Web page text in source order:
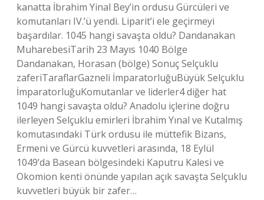
kanatta İbrahim Yinal Bey’in ordusu Gürcüleri ve
komutanları IV.’ü yendi. Liparit’i ele geçirmeyi
başardılar. 1045 hangi savaşta oldu? Dandanakan
MuharebesiTarih 23 Mayıs 1040 Bölge
Dandanakan, Horasan (bölge) Sonuç Selçuklu
zaferiTaraflarGazneli İmparatorluğuBüyük Selçuklu
İmparatorluğuKomutanlar ve liderler4 diğer hat
1049 hangi savaşta oldu? Anadolu içlerine doğru
ilerleyen Selçuklu emirleri İbrahim Yınal ve Kutalmış
komutasındaki Türk ordusu ile müttefik Bizans,
Ermeni ve Gürcü kuvvetleri arasında, 18 Eylül
1049’da Basean bölgesindeki Kaputru Kalesi ve
Okomion kenti önünde yapılan açık savaşta Selçuklu
kuvvetleri büyük bir zafer…